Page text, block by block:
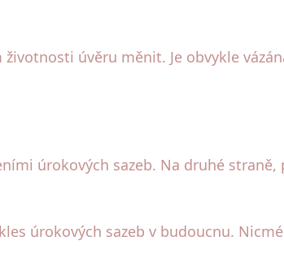
úvěru měnit. Je obvykle
úrokových sazeb. Na druhé straně,
úrokových sazeb v budoucnu.